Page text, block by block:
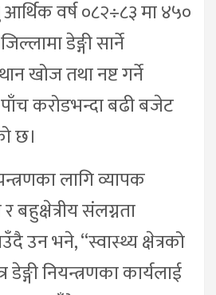
वर्ष ०८२÷८३ मा ४५०
डेङ्गी सार्ने
खोज तथा नष्ट गर्ने
करोडभन्दा बढी बजेट
छ।
लागि व्यापक
बहुक्षेत्रीय संलग्नता
उन भने, “स्वास्थ्य क्षेत्रको
नियन्त्रणका कार्यलाई